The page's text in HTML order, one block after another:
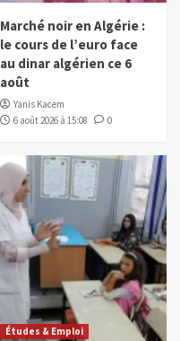
Marché noir en Algérie :
le cours de l’euro face
au dinar algérien ce 6
août
Yanis Kacem
6 août 2026 à 15:08
0
Études & Emploi